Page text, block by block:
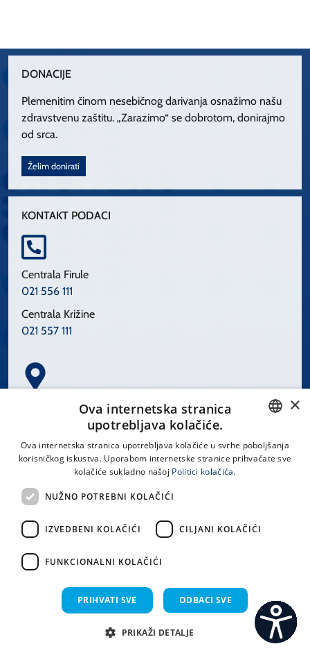
DONACIJE
Plemenitim činom nesebičnog darivanja osnažimo našu
zdravstvenu zaštitu. „Zarazimo“ se dobrotom, donirajmo
od srca.
Želim donirati
KONTAKT PODACI
Centrala Firule
021 556 111
Centrala Križine
021 557 111
Spinčićeva 1, 21000 Split
LINKOVI
Uvjeti korištenja
CROATIAN
×
Ova internetska stranica
upotrebljava kolačiće.
Ova internetska stranica upotrebljava kolačiće u svrhe poboljšanja
korisničkog iskustva. Uporabom internetske stranice prihvaćate sve
kolačiće sukladno našoj Politici kolačića.
NUŽNO POTREBNI KOLAČIĆI
IZVEDBENI KOLAČIĆI CILJANI KOLAČIĆI
FUNKCIONALNI KOLAČIĆI
PRIHVATI SVE ODBACI SVE
PRIKAŽI DETALJE